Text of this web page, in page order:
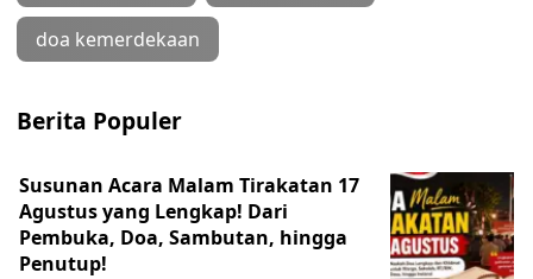
doa kemerdekaan
Berita Populer
Susunan Acara Malam Tirakatan 17
Agustus yang Lengkap! Dari
Pembuka, Doa, Sambutan, hingga
Penutup!